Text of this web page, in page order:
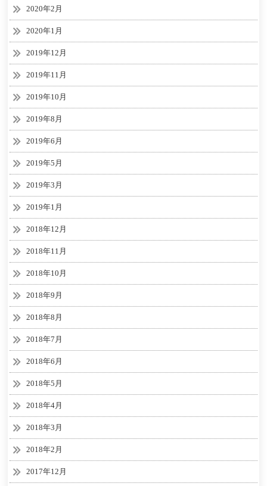
2020年2月
2020年1月
2019年12月
2019年11月
2019年10月
2019年8月
2019年6月
2019年5月
2019年3月
2019年1月
2018年12月
2018年11月
2018年10月
2018年9月
2018年8月
2018年7月
2018年6月
2018年5月
2018年4月
2018年3月
2018年2月
2017年12月